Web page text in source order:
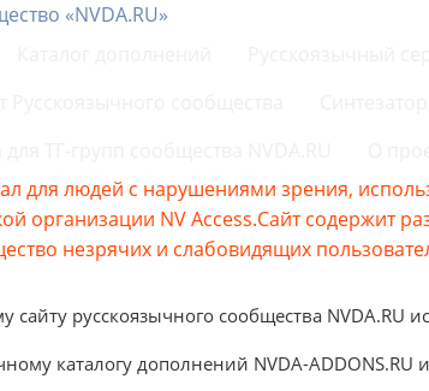
«NVDA.RU»
для людей с нарушениями зрения,
организации NV Access.Сайт
незрячих и слабовидящих
сайту русскоязычного сообщества NVDA.RU
каталогу дополнений NVDA-ADDONS.RU